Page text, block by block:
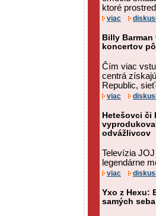
ktoré
viac
Billy
koncertov
Čím viac
centrá
Republic,
viac
Hetešovci či
odvážlivcov
Televízia
legendárne
viac
Yxo z Hexu:
samých seba